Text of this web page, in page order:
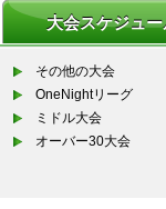
大会スケジュー
その他の大会
OneNightリーグ
ミドル大会
オーバー30大会